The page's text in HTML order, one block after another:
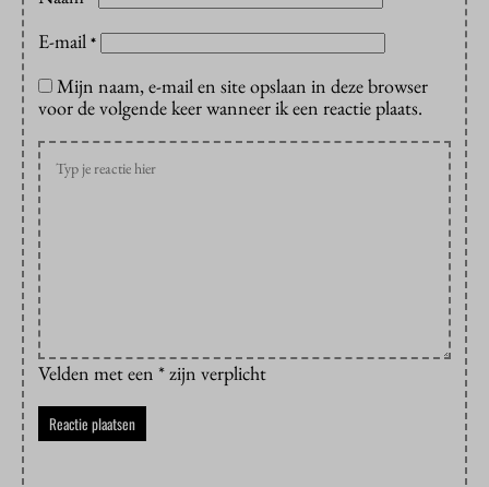
E-mail *
Mijn naam, e-mail en site opslaan in deze browser
voor de volgende keer wanneer ik een reactie plaats.
Velden met een * zijn verplicht